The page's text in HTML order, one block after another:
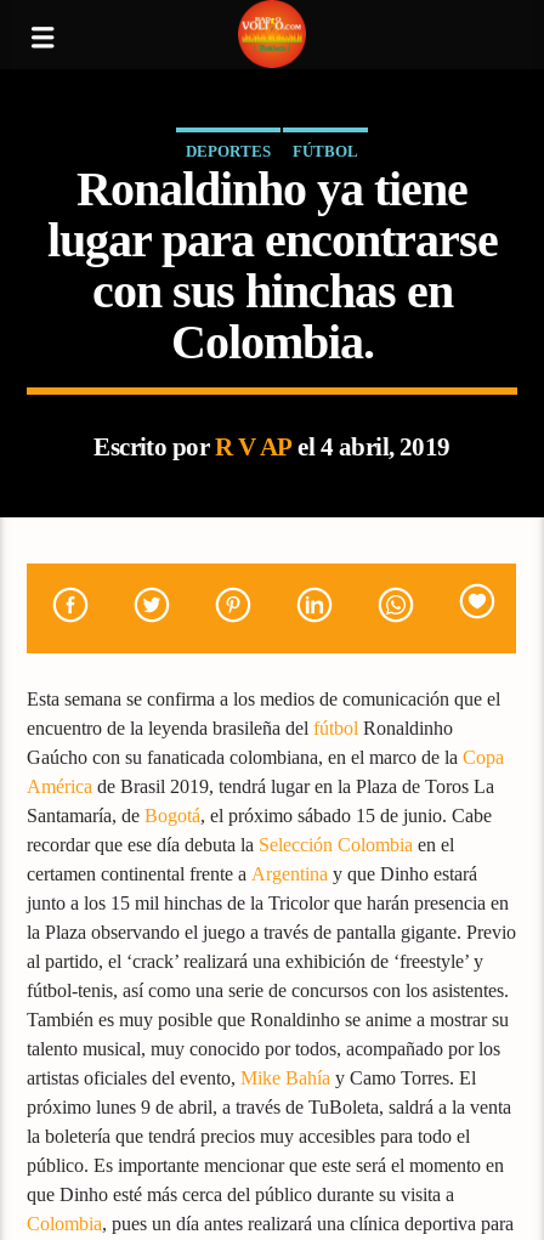
DEPORTES FÚTBOL
Ronaldinho ya tiene
lugar para encontrarse
con sus hinchas en
Colombia.
Escrito porR V APel 4 abril, 2019
Esta semana se confirma a los medios de comunicación que el
encuentro de la leyenda brasileña delfútbol Ronaldinho
Gaúcho con su fanaticada colombiana, en el marco de laCopa
América de Brasil 2019, tendrá lugar en la Plaza de Toros La
Santamaría, deBogotá, el próximo sábado 15 de junio. Cabe
recordar que ese día debuta la Selección Colombia en el
certamen continental frente a Argentina y que Dinho estará
junto a los 15 mil hinchas de la Tricolor que harán presencia en
la Plaza observando el juego a través de pantalla gigante. Previo
al partido, el ‘crack’ realizará una exhibición de ‘freestyle’ y
fútbol-tenis, así como una serie de concursos con los asistentes.
También es muy posible que Ronaldinho se anime a mostrar su
talento musical, muy conocido por todos, acompañado por los
artistas oficiales del evento,Mike Bahía y Camo Torres. El
próximo lunes 9 de abril, a través de TuBoleta, saldrá a la venta
la boletería que tendrá precios muy accesibles para todo el
público. Es importante mencionar que este será el momento en
que Dinho esté más cerca del público durante su visita a
Colombia, pues un día antes realizará una clínica deportiva para